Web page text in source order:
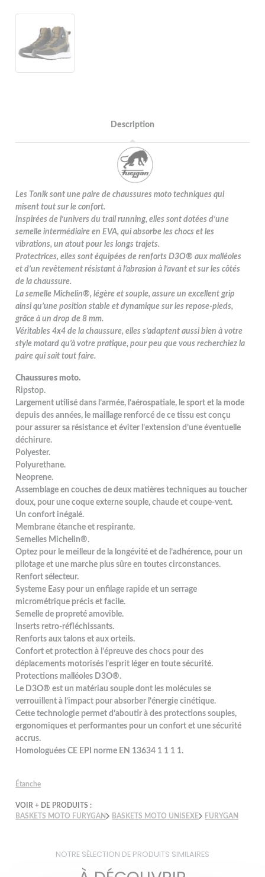
Description
Les Tonik sont une paire de chaussures moto techniques qui
misent tout sur le confort.
Inspirées de l’univers du trail running, elles sont dotées d’une
semelle intermédiaire en EVA, qui absorbe les chocs et les
vibrations, un atout pour les longs trajets.
Protectrices, elles sont équipées de renforts D3O® aux malléoles
et d’un revêtement résistant à l’abrasion à l’avant et sur les côtés
de la chaussure.
La semelle Michelin®, légère et souple, assure un excellent grip
ainsi qu’une position stable et dynamique sur les repose-pieds,
grâce à un drop de 8 mm.
Véritables 4x4 de la chaussure, elles s’adaptent aussi bien à votre
style motard qu’à votre pratique, pour peu que vous recherchiez la
paire qui sait tout faire.
Chaussures moto.
Ripstop.
Largement utilisé dans l’armée, l’aérospatiale, le sport et la mode
depuis des années, le maillage renforcé de ce tissu est conçu
pour assurer sa résistance et éviter l’extension d’une éventuelle
déchirure.
Polyester.
Polyurethane.
Neoprene.
Assemblage en couches de deux matières techniques au toucher
doux, pour une coque externe souple, chaude et coupe-vent.
Un confort inégalé.
Membrane étanche et respirante.
Semelles Michelin®.
Optez pour le meilleur de la longévité et de l’adhérence, pour un
pilotage et une marche plus sûre en toutes circonstances.
Renfort sélecteur.
Systeme Easy pour un enfilage rapide et un serrage
micrométrique précis et facile.
Semelle de propreté amovible.
Inserts retro-réfléchissants.
Renforts aux talons et aux orteils.
Confort et protection à l’épreuve des chocs pour des
déplacements motorisés l’esprit léger en toute sécurité.
Protections malléoles D3O®.
Le D3O® est un matériau souple dont les molécules se
verrouillent à l’impact pour absorber l’énergie cinétique.
Cette technologie permet d’aboutir à des protections souples,
ergonomiques et performantes pour un confort et une sécurité
accrus.
Homologuées CE EPI norme EN 13634 1 1 1 1.
Étanche
VOIR + DE PRODUITS :
BASKETS MOTO FURYGAN
BASKETS MOTO UNISEXE FURYGAN
NOTRE SÉLECTION DE PRODUITS SIMILAIRES